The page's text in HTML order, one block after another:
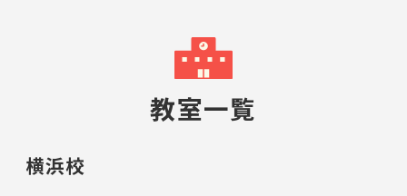
教室一覧
横浜校